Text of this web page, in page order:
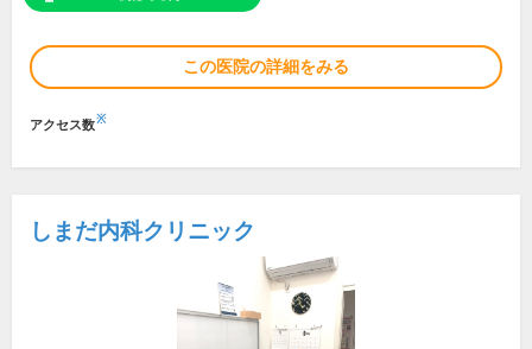
この医院の詳細をみる
アクセス数※
しまだ内科クリニック